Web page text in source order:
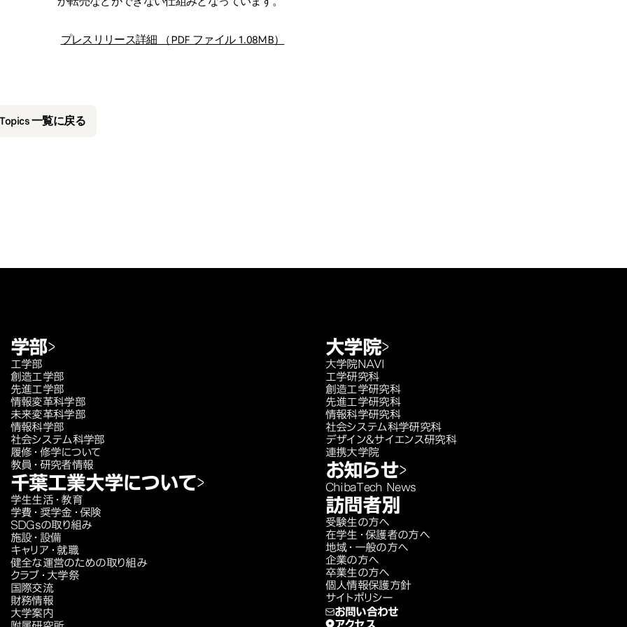
プレスリリース詳細 （PDF ファイル 1.08MB）
一覧に戻る
学部
工学部
創造工学部
先進工学部
情報変革科学部
未来変革科学部
情報科学部
社会システム科学部
履修・修学について
教員・研究者情報
千葉工業大学について
学生生活・教育
学費・奨学金・保険
SDGsの取り組み
施設・設備
キャリア・就職
健全な運営のための取り組み
クラブ・大学祭
国際交流
財務情報
大学案内
大学院
大学院NAVI
工学研究科
創造工学研究科
先進工学研究科
情報科学研究科
社会システム科学研究科
デザイン＆サイエンス研究科
連携大学院
お知らせ
ChibaTech News
訪問者別
受験生の方へ
在学生・保護者の方へ
地域・一般の方へ
企業の方へ
卒業生の方へ
個人情報保護方針
サイトポリシー
お問い合わせ
アクセス